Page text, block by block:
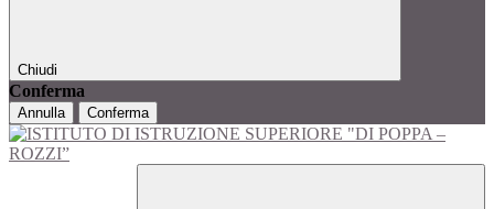
Chiudi
Conferma
Annulla Conferma